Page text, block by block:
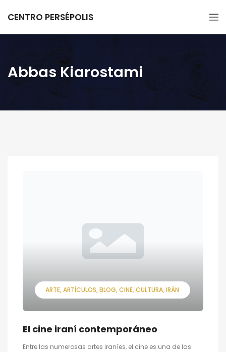
CENTRO PERSÉPOLIS
Abbas Kiarostami
ARTE ARTÍCULOS BLOG CINE CULTURA IRÁN
El cine iraní contemporáneo
Entre las numerosas artes iraníes, el cine es una de las